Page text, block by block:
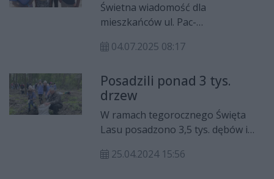
Świetna wiadomość dla
mieszkańców ul. Pac-
roku droga zmieni się nie do
pobocza wysypane kruszywem.
04.07.2025 08:17
Posadzili ponad 3 tys.
drzew
W ramach tegorocznego Święta
Lasu posadzono 3,5 tys. dębów i
uczniowie z Radomia i regionu oraz
25.04.2024 15:56